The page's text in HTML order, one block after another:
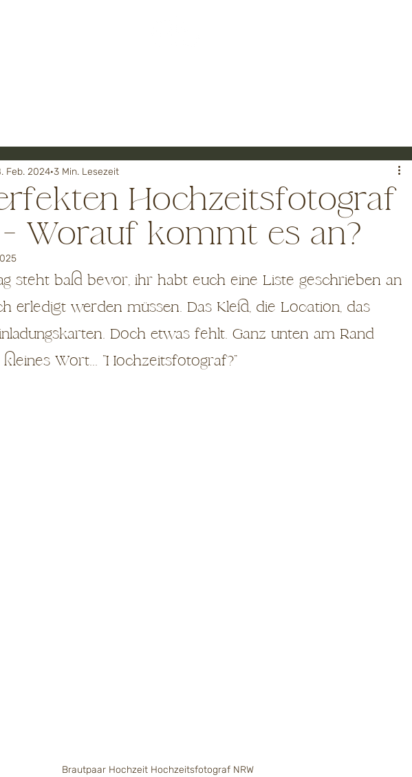
Hochzeitsfotograf
Worauf kommt es an?
Feb. 2024 3 Min. Lesezeit
steht bald bevor, ihr habt euch eine Liste geschrieben an
erledigt werden müssen. Das Kleid, die Location, das
Doch etwas fehlt. Ganz unten am Rand
Wort... "Hochzeitsfotograf?"
Brautpaar Hochzeit Hochzeitsfotograf NRW